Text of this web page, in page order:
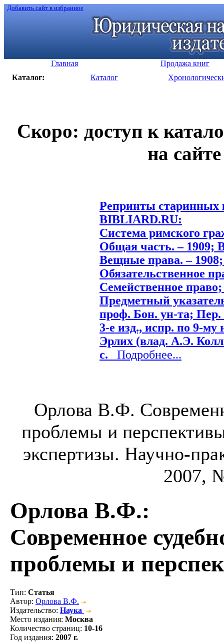
Добавить сайт в избранное
Главная
Продажа книг
Каталог:
Каталог
Скоро: доступ к
на
Репринты старинных
BIBLIARD.RU:
Система римского
Общая часть. – 1909;
Вещные права. –
Обязательственное
Семейственное
Предметный
проф. Бон. ун-та;
3-е изд., испр. по 9-
Эрлих (влад. А.Э.
с. Подробнее...
Орлова В.Ф.
проблемы и
экспертизы. Научно-
2007,
Орлова В.Ф.:
Современное
проблемы и
Тип: Статья
Автор: Орлова В.Ф.
Издательство: Наука
Место издания: Москва
Количество страниц: 10-16
Год издания: 2007 г.